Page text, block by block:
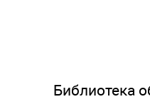
Библиотека